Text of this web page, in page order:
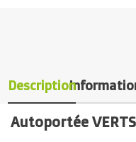
Description
Autoportée VERTS